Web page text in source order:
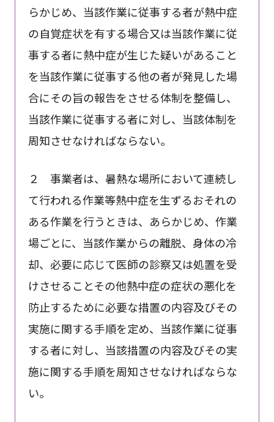
らかじめ、当該作業に従事する者が熱中症
の自覚症状を有する場合又は当該作業に従
事する者に熱中症が生じた疑いがあること
を当該作業に従事する他の者が発見した場
合にその旨の報告をさせる体制を整備し、
当該作業に従事する者に対し、当該体制を
周知させなければならない。
２ 事業者は、暑熱な場所において連続し
て行われる作業等熱中症を生ずるおそれの
ある作業を行うときは、あらかじめ、作業
場ごとに、当該作業からの離脱、身体の冷
却、必要に応じて医師の診察又は処置を受
けさせることその他熱中症の症状の悪化を
防止するために必要な措置の内容及びその
実施に関する手順を定め、当該作業に従事
する者に対し、当該措置の内容及びその実
施に関する手順を周知させなければならな
い。